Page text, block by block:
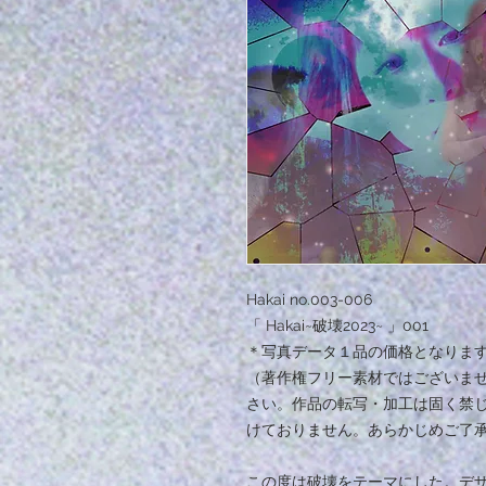
Hakai no.003-006
「 Hakai~破壊2023~ 」001
＊写真データ１品の価格となりま
（著作権フリー素材ではござい
さい。作品の転写・加工は固く禁
けておりません。あらかじめご了
この度は破壊をテーマにした。デ